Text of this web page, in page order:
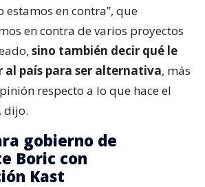
estamos en contra”, que
en contra de varios proyectos
sino también decir qué le
al país para ser alternativa, más
respecto a lo que hace el
dijo.
gobierno de
Boric con
Kast